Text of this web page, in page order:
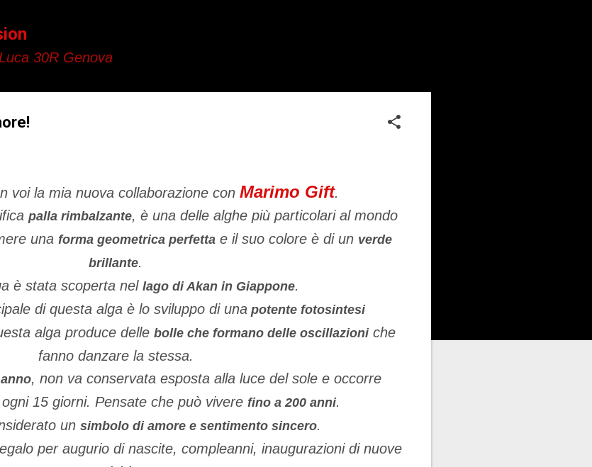
30R Genova
voi la mia nuova collaborazione con Marimo Gift.
palla rimbalzante, è una delle alghe più particolari al mondo
una forma geometrica perfettae il suo colore è di un verde
brillante.
è stata scoperta nel lago di Akan in Giappone.
di questa alga è lo sviluppo di una potente fotosintesi
alga produce delle bolle che formano delle oscillazioniche
fanno danzare la stessa.
, non va conservata esposta alla luce del sole e occorre
15 giorni. Pensate che può vivere fino a 200 anni.
un simbolo di amore e sentimento sincero.
per augurio di nascite, compleanni, inaugurazioni di nuove